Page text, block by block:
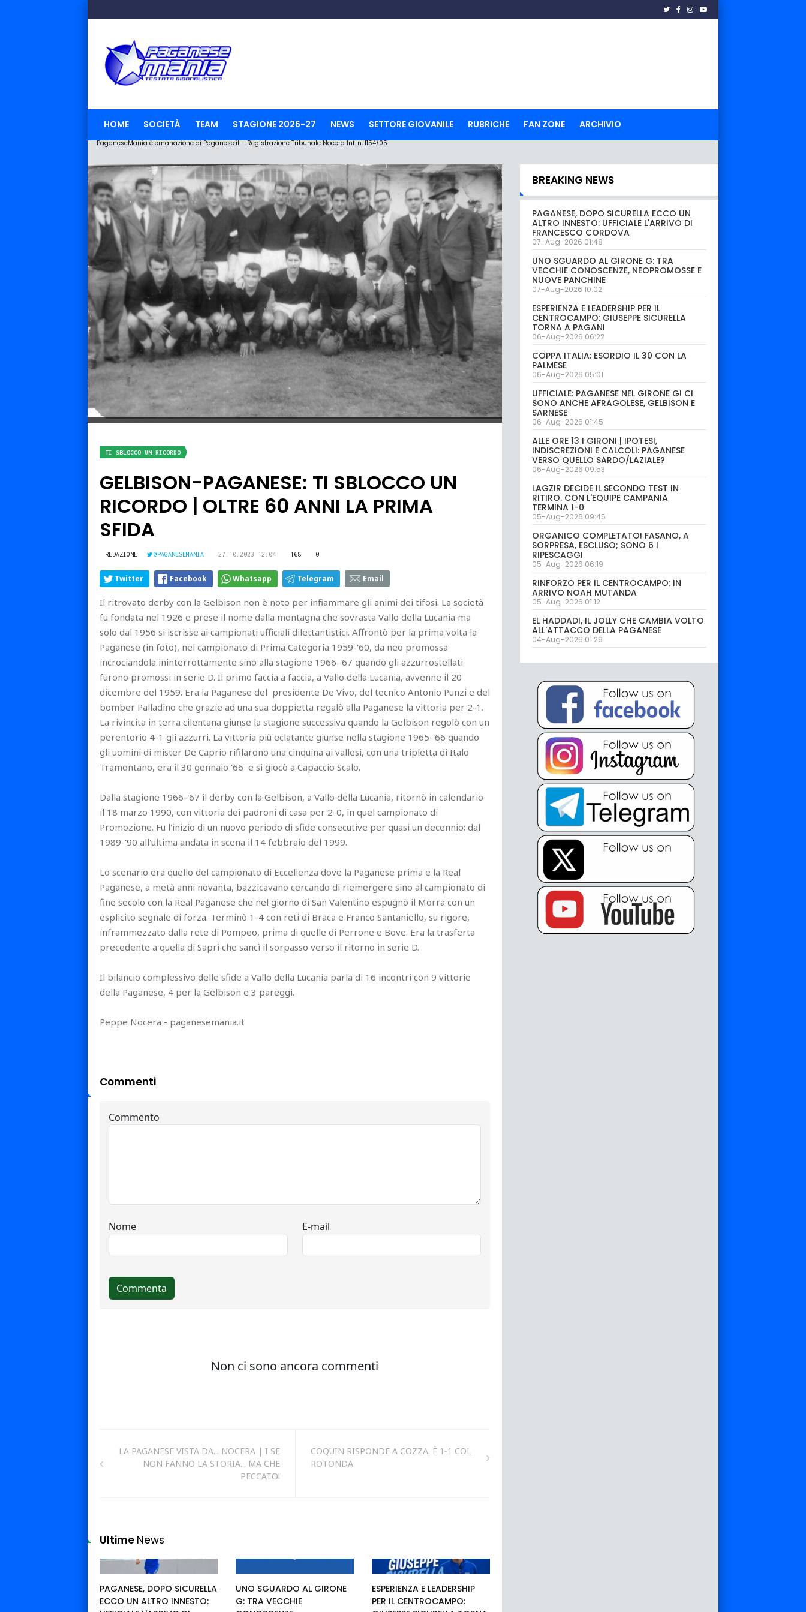
HOME SOCIETÀ TEAM STAGIONE 2026-27 NEWS SETTORE GIOVANILE RUBRICHE FAN ZONE ARCHIVIO
PaganeseMania è emanazione di Paganese.it - Registrazione Tribunale Nocera Inf. n. 1154/05.
TI SBLOCCO UN RICORDO
GELBISON-PAGANESE: TI SBLOCCO UN
RICORDO | OLTRE 60 ANNI LA PRIMA
SFIDA
REDAZIONE @PAGANESEMANIA 27.10.2023 12:04 168 0
Twitter Facebook Whatsapp Telegram Email
Il ritrovato derby con la Gelbison non è noto per infiammare gli animi dei tifosi. La società
fu fondata nel 1926 e prese il nome dalla montagna che sovrasta Vallo della Lucania ma
solo dal 1956 si iscrisse ai campionati ufficiali dilettantistici. Affrontò per la prima volta la
Paganese (in foto), nel campionato di Prima Categoria 1959-'60, da neo promossa
incrociandola ininterrottamente sino alla stagione 1966-'67 quando gli azzurrostellati
furono promossi in serie D. Il primo faccia a faccia, a Vallo della Lucania, avvenne il 20
dicembre del 1959. Era la Paganese del presidente De Vivo, del tecnico Antonio Punzi e del
bomber Palladino che grazie ad una sua doppietta regalò alla Paganese la vittoria per 2-1.
La rivincita in terra cilentana giunse la stagione successiva quando la Gelbison regolò con un
perentorio 4-1 gli azzurri. La vittoria più eclatante giunse nella stagione 1965-'66 quando
gli uomini di mister De Caprio rifilarono una cinquina ai vallesi, con una tripletta di Italo
Tramontano, era il 30 gennaio '66 e si giocò a Capaccio Scalo.
Dalla stagione 1966-'67 il derby con la Gelbison, a Vallo della Lucania, ritornò in calendario
il 18 marzo 1990, con vittoria dei padroni di casa per 2-0, in quel campionato di
Promozione. Fu l'inizio di un nuovo periodo di sfide consecutive per quasi un decennio: dal
1989-'90 all'ultima andata in scena il 14 febbraio del 1999.
Lo scenario era quello del campionato di Eccellenza dove la Paganese prima e la Real
Paganese, a metà anni novanta, bazzicavano cercando di riemergere sino al campionato di
fine secolo con la Real Paganese che nel giorno di San Valentino espugnò il Morra con un
esplicito segnale di forza. Terminò 1-4 con reti di Braca e Franco Santaniello, su rigore,
inframmezzato dalla rete di Pompeo, prima di quelle di Perrone e Bove. Era la trasferta
precedente a quella di Sapri che sancì il sorpasso verso il ritorno in serie D.
Il bilancio complessivo delle sfide a Vallo della Lucania parla di 16 incontri con 9 vittorie
della Paganese, 4 per la Gelbison e 3 pareggi.
Peppe Nocera - paganesemania.it
Commenti
LA PAGANESE VISTA DA... NOCERA | I SE
NON FANNO LA STORIA... MA CHE
PECCATO!
COQUIN RISPONDE A COZZA. È 1-1 COL
ROTONDA
Ultime News
PAGANESE, DOPO SICURELLA
ECCO UN ALTRO INNESTO:
UNO SGUARDO AL GIRONE
G: TRA VECCHIE
ESPERIENZA E LEADERSHIP
PER IL CENTROCAMPO:
BREAKING NEWS
PAGANESE, DOPO SICURELLA ECCO UN
ALTRO INNESTO: UFFICIALE L'ARRIVO DI
FRANCESCO CORDOVA
07-Aug-2026 01:48
UNO SGUARDO AL GIRONE G: TRA
VECCHIE CONOSCENZE, NEOPROMOSSE E
NUOVE PANCHINE
07-Aug-2026 10:02
ESPERIENZA E LEADERSHIP PER IL
CENTROCAMPO: GIUSEPPE SICURELLA
TORNA A PAGANI
06-Aug-2026 06:22
COPPA ITALIA: ESORDIO IL 30 CON LA
PALMESE
06-Aug-2026 05:01
UFFICIALE: PAGANESE NEL GIRONE G! CI
SONO ANCHE AFRAGOLESE, GELBISON E
SARNESE
06-Aug-2026 01:45
ALLE ORE 13 I GIRONI | IPOTESI,
INDISCREZIONI E CALCOLI: PAGANESE
VERSO QUELLO SARDO/LAZIALE?
06-Aug-2026 09:53
LAGZIR DECIDE IL SECONDO TEST IN
RITIRO. CON L'EQUIPE CAMPANIA
TERMINA 1-0
05-Aug-2026 09:45
ORGANICO COMPLETATO! FASANO, A
SORPRESA, ESCLUSO; SONO 6 I
RIPESCAGGI
05-Aug-2026 06:19
RINFORZO PER IL CENTROCAMPO: IN
ARRIVO NOAH MUTANDA
05-Aug-2026 01:12
EL HADDADI, IL JOLLY CHE CAMBIA VOLTO
ALL'ATTACCO DELLA PAGANESE
04-Aug-2026 01:29